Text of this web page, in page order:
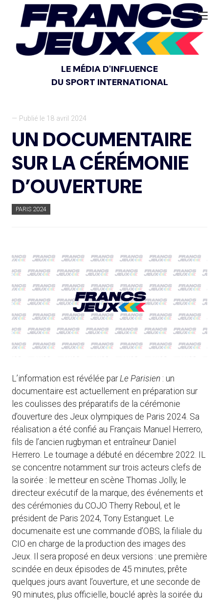
LE MÉDIA D'INFLUENCE
DU SPORT INTERNATIONAL
— Publié le 18 avril 2024
UN DOCUMENTAIRE
SUR LA CÉRÉMONIE
D’OUVERTURE
PARIS 2024
L’information est révélée parLe Parisien : un
documentaire est actuellement en préparation sur
les coulisses des préparatifs de la cérémonie
d’ouverture des Jeux olympiques de Paris 2024. Sa
réalisation a été confié au Français Manuel Herrero,
fils de l’ancien rugbyman et entraîneur Daniel
Herrero. Le tournage a débuté en décembre 2022. IL
se concentre notamment sur trois acteurs clefs de
la soirée : le metteur en scène Thomas Jolly, le
directeur exécutif de la marque, des événements et
des cérémonies du COJO Therry Reboul, et le
président de Paris 2024, Tony Estanguet. Le
documenaite est une commande d’OBS, la filiale du
CIO en charge de la production des images des
Jeux. Il sera proposé en deux versions : une première
scindée en deux épisodes de 45 minutes, prête
quelques jours avant l’ouverture, et une seconde de
90 minutes, plus officielle, bouclé après la soirée du